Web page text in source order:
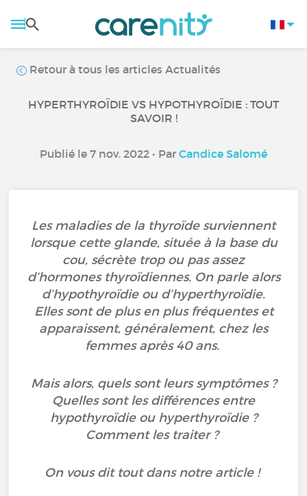
Retour à tous les articles Actualités
HYPERTHYROÏDIE VS HYPOTHYROÏDIE : TOUT
SAVOIR !
Publié le 7 nov. 2022 • Par Candice Salomé
Les maladies de la thyroïde surviennent
lorsque cette glande, située à la base du
cou, sécrète trop ou pas assez
d’hormones thyroïdiennes. On parle alors
d’hypothyroïdie ou d’hyperthyroïdie.
Elles sont de plus en plus fréquentes et
apparaissent, généralement, chez les
femmes après 40 ans.
Mais alors, quels sont leurs symptômes ?
Quelles sont les différences entre
hypothyroïdie ou hyperthyroïdie ?
Comment les traiter ?
On vous dit tout dans notre article !